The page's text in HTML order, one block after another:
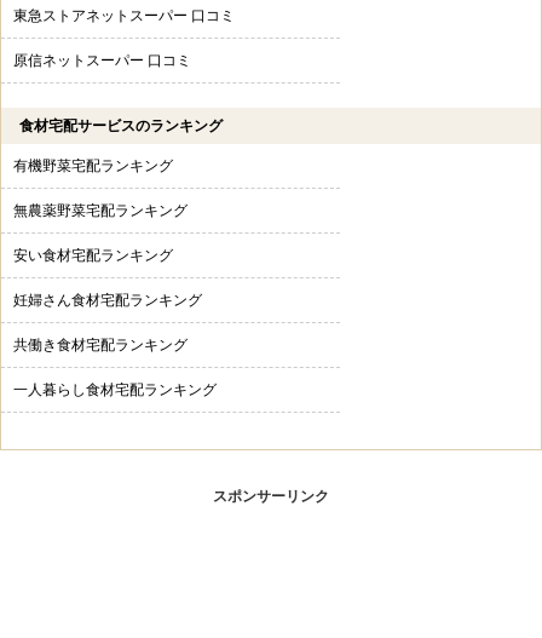
東急ストアネットスーパー 口コミ
原信ネットスーパー 口コミ
食材宅配サービスのランキング
有機野菜宅配ランキング
無農薬野菜宅配ランキング
安い食材宅配ランキング
妊婦さん食材宅配ランキング
共働き食材宅配ランキング
一人暮らし食材宅配ランキング
スポンサーリンク